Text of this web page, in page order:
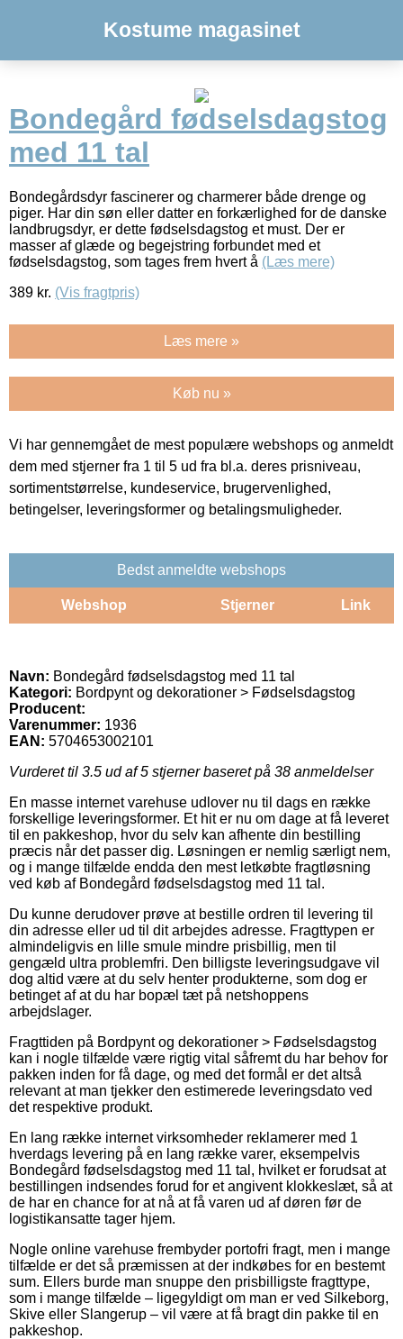
Kostume magasinet
Bondegård fødselsdagstog
med 11 tal
Bondegårdsdyr fascinerer og charmerer både drenge og
piger. Har din søn eller datter en forkærlighed for de danske
landbrugsdyr, er dette fødselsdagstog et must. Der er
masser af glæde og begejstring forbundet med et
fødselsdagstog, som tages frem hvert å (Læs mere)
389 kr. (Vis fragtpris)
Læs mere »
Køb nu »
Vi har gennemgået de mest populære webshops og anmeldt
dem med stjerner fra 1 til 5 ud fra bl.a. deres prisniveau,
sortimentstørrelse, kundeservice, brugervenlighed,
betingelser, leveringsformer og betalingsmuligheder.
Bedst anmeldte webshops
Webshop Stjerner Link
Navn: Bondegård fødselsdagstog med 11 tal
Kategori: Bordpynt og dekorationer > Fødselsdagstog
Producent:
Varenummer: 1936
EAN: 5704653002101
Vurderet til 3.5 ud af 5 stjerner baseret på 38 anmeldelser
En masse internet varehuse udlover nu til dags en række
forskellige leveringsformer. Et hit er nu om dage at få leveret
til en pakkeshop, hvor du selv kan afhente din bestilling
præcis når det passer dig. Løsningen er nemlig særligt nem,
og i mange tilfælde endda den mest letkøbte fragtløsning
ved køb af Bondegård fødselsdagstog med 11 tal.
Du kunne derudover prøve at bestille ordren til levering til
din adresse eller ud til dit arbejdes adresse. Fragttypen er
almindeligvis en lille smule mindre prisbillig, men til
gengæld ultra problemfri. Den billigste leveringsudgave vil
dog altid være at du selv henter produkterne, som dog er
betinget af at du har bopæl tæt på netshoppens
arbejdslager.
Fragttiden på Bordpynt og dekorationer > Fødselsdagstog
kan i nogle tilfælde være rigtig vital såfremt du har behov for
pakken inden for få dage, og med det formål er det altså
relevant at man tjekker den estimerede leveringsdato ved
det respektive produkt.
En lang række internet virksomheder reklamerer med 1
hverdags levering på en lang række varer, eksempelvis
Bondegård fødselsdagstog med 11 tal, hvilket er forudsat at
bestillingen indsendes forud for et angivent klokkeslæt, så at
de har en chance for at nå at få varen ud af døren før de
logistikansatte tager hjem.
Nogle online varehuse frembyder portofri fragt, men i mange
tilfælde er det så præmissen at der indkøbes for en bestemt
sum. Ellers burde man snuppe den prisbilligste fragttype,
som i mange tilfælde – ligegyldigt om man er ved Silkeborg,
Skive eller Slangerup – vil være at få bragt din pakke til en
pakkeshop.